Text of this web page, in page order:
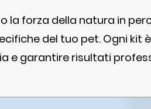
la forza della natura in
del tuo pet. Ogni
e garantire risultati